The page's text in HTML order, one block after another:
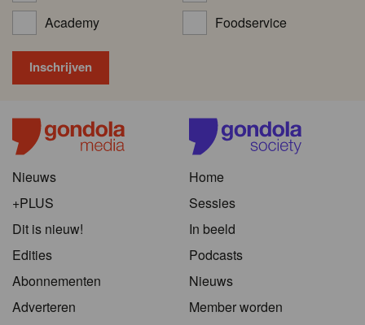
Academy
Foodservice
Nieuws
+PLUS
Dit is nieuw!
Edities
Abonnementen
Adverteren
Home
Sessies
In beeld
Podcasts
Nieuws
Member worden